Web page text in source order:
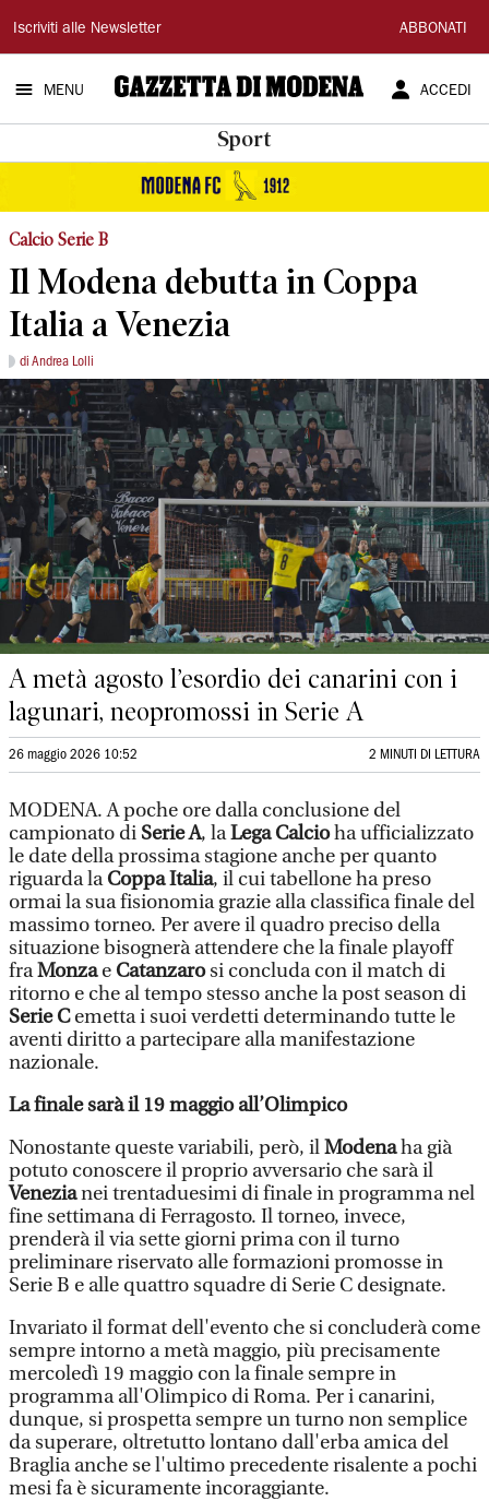
Gazzetta
di
Modena
Iscriviti alle Newsletter ABBONATI
MENU ACCEDI
Sport
Calcio Serie B
Il Modena debutta in Coppa
Italia a Venezia
di Andrea Lolli
A metà agosto l’esordio dei canarini con i
lagunari, neopromossi in Serie A
26 maggio 2026 10:52 2 MINUTI DI LETTURA
MODENA. A poche ore dalla conclusione del
campionato di Serie A, laLega Calcioha ufficializzato
le date della prossima stagione anche per quanto
riguarda laCoppa Italia, il cui tabellone ha preso
ormai la sua fisionomia grazie alla classifica finale del
massimo torneo. Per avere il quadro preciso della
situazione bisognerà attendere che la finale playoff
fraMonzae Catanzarosi concluda con il match di
ritorno e che al tempo stesso anche la post season di
Serie Cemetta i suoi verdetti determinando tutte le
aventi diritto a partecipare alla manifestazione
nazionale.
La finale sarà il 19 maggio all’Olimpico
Nonostante queste variabili, però, ilModenaha già
potuto conoscere il proprio avversario che sarà il
Venezianei trentaduesimi di finale in programma nel
fine settimana di Ferragosto. Il torneo, invece,
prenderà il via sette giorni prima con il turno
preliminare riservato alle formazioni promosse in
Serie B e alle quattro squadre di Serie C designate.
Invariato il format dell'evento che si concluderà come
sempre intorno a metà maggio, più precisamente
mercoledì 19 maggio con la finale sempre in
programma all'Olimpico di Roma. Per i canarini,
dunque, si prospetta sempre un turno non semplice
da superare, oltretutto lontano dall'erba amica del
Braglia anche se l'ultimo precedente risalente a pochi
mesi fa è sicuramente incoraggiante.